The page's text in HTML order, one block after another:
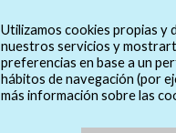
Utilizamos cookies propias y
nuestros servicios y
preferencias en base a un
hábitos de navegación (por
más información sobre las